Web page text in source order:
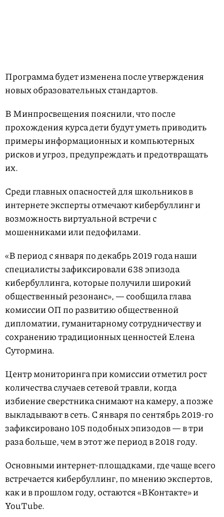
Программа будет изменена после утверждения
новых образовательных стандартов.
В Минпросвещения пояснили, что после
прохождения курса дети будут уметь приводить
примеры информационных и компьютерных
рисков и угроз, предупреждать и предотвращать
их.
Среди главных опасностей для школьников в
интернете эксперты отмечают кибербуллинг и
возможность виртуальной встречи с
мошенниками или педофилами.
«В период с января по декабрь 2019 года наши
специалисты зафиксировали 638 эпизода
кибербуллинга, которые получили широкий
общественный резонанс», — сообщила глава
комиссии ОП по развитию общественной
дипломатии, гуманитарному сотрудничеству и
сохранению традиционных ценностей Елена
Сутормина.
Центр мониторинга при комиссии отметил рост
количества случаев сетевой травли, когда
избиение сверстника снимают на камеру, а позже
выкладывают в сеть. С января по сентябрь 2019-го
зафиксировано 105 подобных эпизодов — в три
раза больше, чем в этот же период в 2018 году.
Основными интернет-площадками, где чаще всего
встречается кибербуллинг, по мнению экспертов,
как и в прошлом году, остаются «ВКонтакте» и
YouTube.